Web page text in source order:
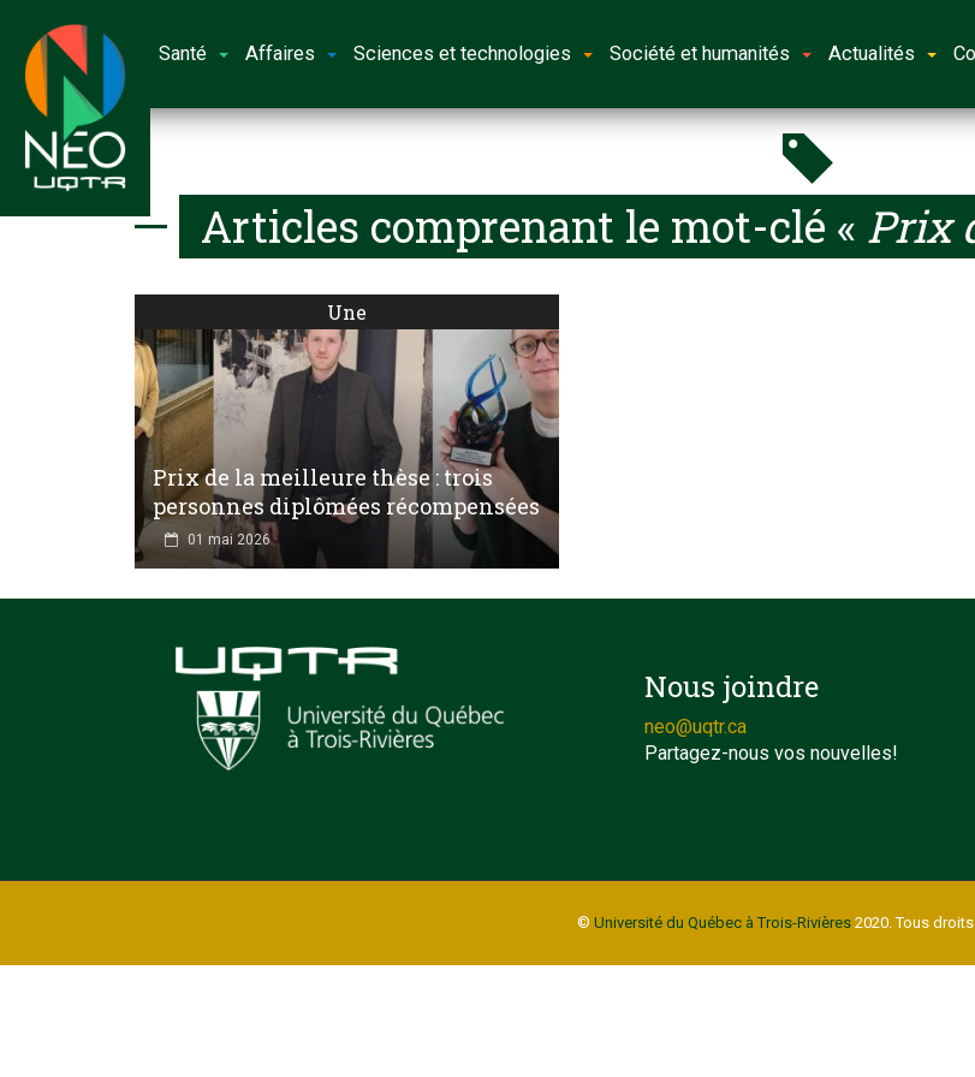
Santé Affaires Sciences et technologies Société et humanités Actualités
Articles comprenant le mot-clé « Prix
Une
Prix de la meilleure thèse : trois
personnes diplômées récompensées
01 mai 2026
Nous joindre
neo@uqtr.ca
Partagez-nous vos nouvelles!
© Université du Québec à Trois-Rivières2020. Tous droits